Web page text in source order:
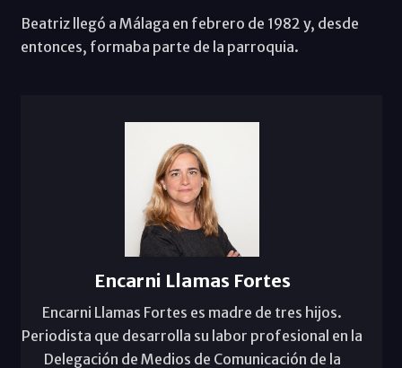
Beatriz llegó a Málaga en febrero de 1982 y, desde
entonces, formaba parte de la parroquia.
Encarni Llamas Fortes
Encarni Llamas Fortes es madre de tres hijos.
Periodista que desarrolla su labor profesional en la
Delegación de Medios de Comunicación de la